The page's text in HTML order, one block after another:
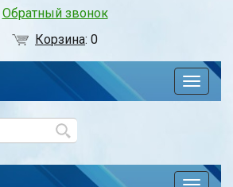
Обратный звонок
Корзина:0
по